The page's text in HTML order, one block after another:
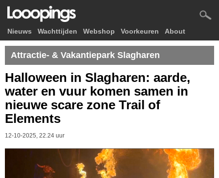
Nieuws Wachttijden Webshop Voorkeuren About
Attractie- & Vakantiepark Slagharen
Halloween in Slagharen: aarde,
water en vuur komen samen in
nieuwe scare zone Trail of
Elements
12-10-2025, 22.24 uur